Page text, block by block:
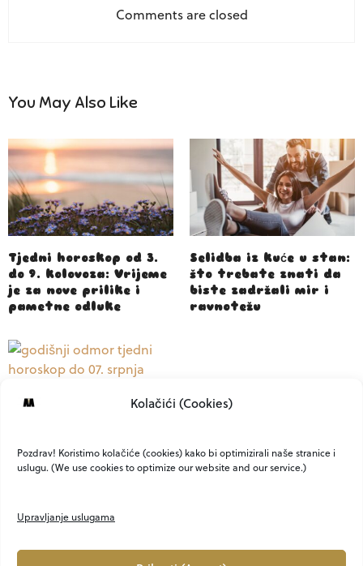
Kolačići (Cookies)
Pozdrav! Koristimo kolačiće (cookies) kako bi optimizirali naše stranice i
uslugu. (We use cookies to optimize our website and our service.)
Upravljanje uslugama
Comments are closed
You May Also Like
Tjedni horoskop od 3.
do 9. kolovoza: Vrijeme
je za nove prilike i
pametne odluke
Selidba iz kuće u stan:
što trebate znati da
biste zadržali mir i
ravnotežu
Koliko bi trebao